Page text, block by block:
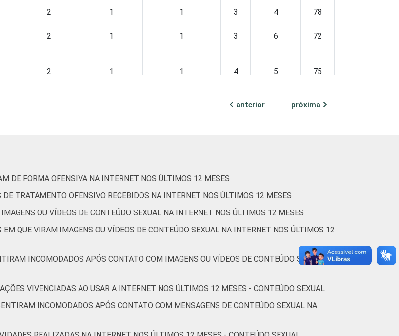
2 1 1 3 4 78
2 1 1 3 6 72
2 1 1 4 5 75
2 2 0 5 3 69
3 1 2 2 10 63
anterior próxima
DE FORMA OFENSIVA NA INTERNET NOS ÚLTIMOS 12 MESES
TRATAMENTO OFENSIVO RECEBIDOS NA INTERNET NOS ÚLTIMOS 12 MESES
OU VÍDEOS DE CONTEÚDO SEXUAL NA INTERNET NOS ÚLTIMOS 12 MESES
QUE VIRAM IMAGENS OU VÍDEOS DE CONTEÚDO SEXUAL NA INTERNET NOS ÚLTIMOS 12
INCOMODADOS APÓS CONTATO COM IMAGENS OU VÍDEOS DE CONTEÚDO SEXUAL NA
VIVENCIADAS AO USAR A INTERNET NOS ÚLTIMOS 12 MESES - CONTEÚDO SEXUAL
INCOMODADOS APÓS CONTATO COM MENSAGENS DE CONTEÚDO SEXUAL NA